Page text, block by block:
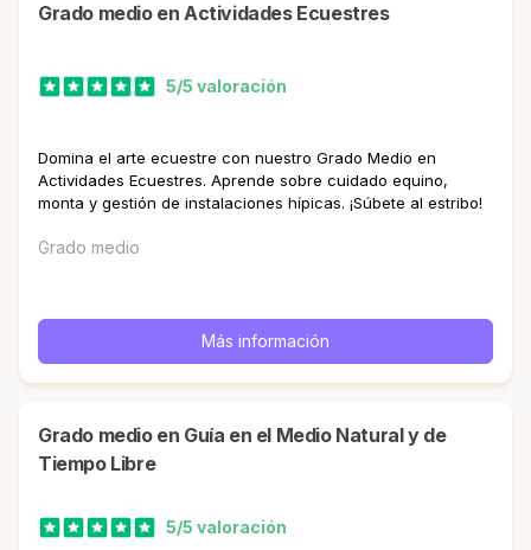
Grado medio en Actividades Ecuestres
5/5 valoración
Domina el arte ecuestre con nuestro Grado Medio en
Actividades Ecuestres. Aprende sobre cuidado equino,
monta y gestión de instalaciones hípicas. ¡Súbete al estribo!
Grado medio
Más información
Grado medio en Guía en el Medio Natural y de
Tiempo Libre
5/5 valoración